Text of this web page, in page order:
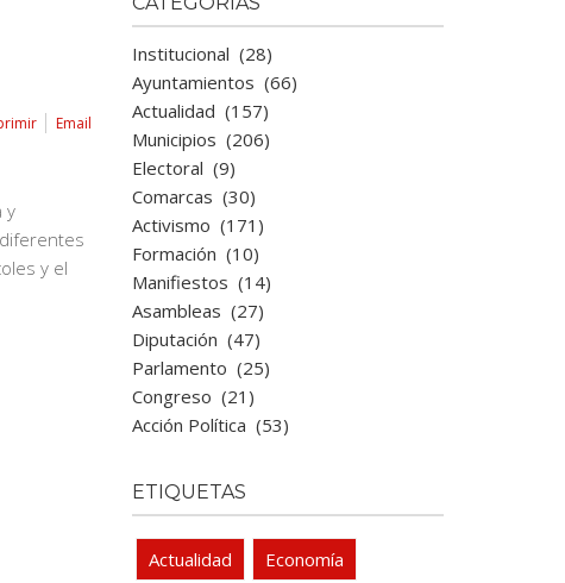
Email
y
y el
Institucional (28)
Ayuntamientos (66)
Actualidad (157)
Municipios (206)
Electoral (9)
Comarcas (30)
Activismo (171)
Formación (10)
Manifiestos (14)
Asambleas (27)
Diputación (47)
Parlamento (25)
Congreso (21)
Acción Política (53)
ETIQUETAS
Actualidad Economía